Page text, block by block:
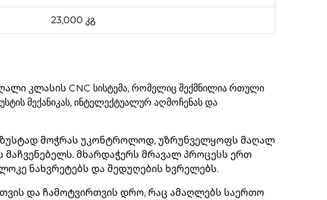
23,000 კგ
კლასის CNC სისტემა, რომელიც შექმნილია რთული
მექანიკას, ინტელექტუალურ აღმოჩენას და
ზუსტად მოჭრას უკონტროლოდ, უზრუნველყოფს მაღალ
მხარდაჭერს მრავალ პროცესს ერთ
ნახვრეტებს და შედუღების ხვრელებს.
და ჩამოტვირთვის დრო, რაც ამაღლებს საერთო